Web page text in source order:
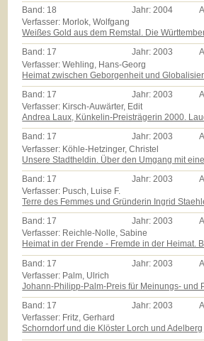
Band: 18 Jahr:2004
Verfasser: Morlok, Wolfgang
Weißes Gold aus dem Remstal. Die
Band: 17 Jahr:2003
Verfasser: Wehling, Hans-Georg
Heimat zwischen Geborgenheit und
Band: 17 Jahr:2003
Verfasser: Kirsch-Auwärter, Edit
Andrea Laux, Künkelin-Preisträgerin 2000.
Band: 17 Jahr:2003
Verfasser: Köhle-Hetzinger, Christel
Unsere Stadtheldin. Über den Umgang mit
Band: 17 Jahr: 2003
Verfasser: Pusch, Luise F.
Terre des Femmes und Gründerin Ingrid
Band: 17 Jahr:2003
Verfasser: Reichle-Nolle, Sabine
Heimat in der Frende - Fremde in der Heimat.
Band: 17 Jahr: 2003
Verfasser: Palm, Ulrich
Johann-Philipp-Palm-Preis für Meinungs- und
Band: 17 Jahr:2003
Verfasser: Fritz, Gerhard
Schorndorf und die Klöster Lorch und Adelberg